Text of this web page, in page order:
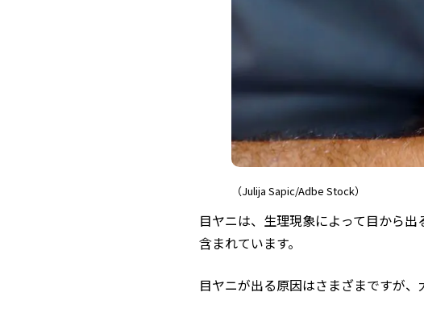
（Julija Sapic/Adbe Stock）
目ヤニは、生理現象によって目から
含まれています。
目ヤニが出る原因はさまざまですが、